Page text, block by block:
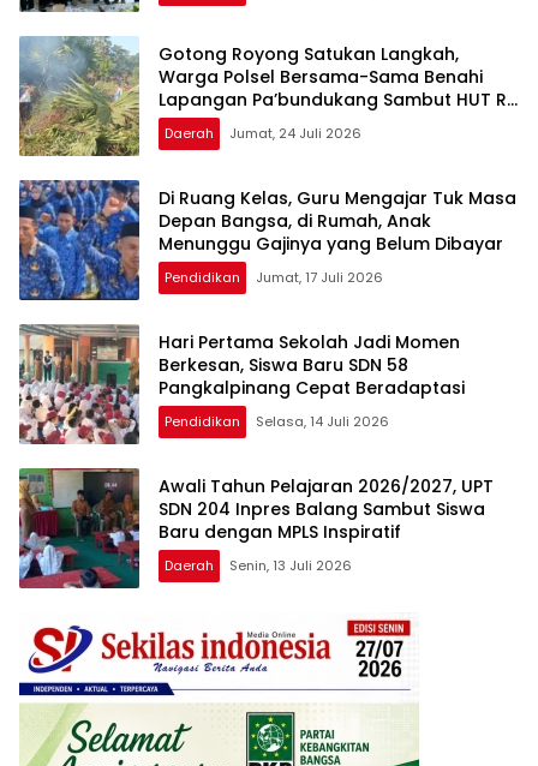
Gotong Royong Satukan Langkah,
Warga Polsel Bersama-Sama Benahi
Lapangan Pa’bundukang Sambut HUT RI
ke-81
Daerah Jumat, 24 Juli 2026
Di Ruang Kelas, Guru Mengajar Tuk Masa
Depan Bangsa, di Rumah, Anak
Menunggu Gajinya yang Belum Dibayar
Pendidikan Jumat, 17 Juli 2026
Hari Pertama Sekolah Jadi Momen
Berkesan, Siswa Baru SDN 58
Pangkalpinang Cepat Beradaptasi
Pendidikan Selasa, 14 Juli 2026
Awali Tahun Pelajaran 2026/2027, UPT
SDN 204 Inpres Balang Sambut Siswa
Baru dengan MPLS Inspiratif
Daerah Senin, 13 Juli 2026